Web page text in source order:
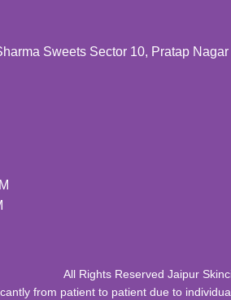
Sweets Sector 10, Pratap Nagar
All Rights Reserved Jaipur
from patient to patient due to